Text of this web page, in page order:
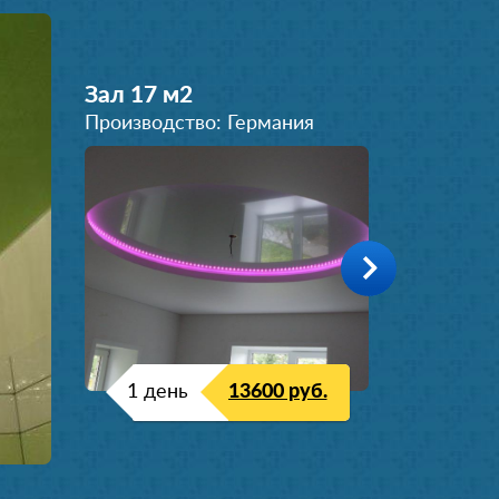
Зал 17 м2
Производство: Германия
1 день 13600 руб.